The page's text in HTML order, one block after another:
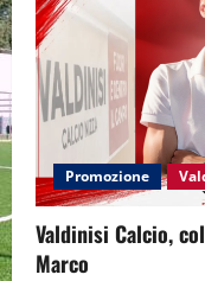
Promozione
Valdinisi Calcio,
Marco